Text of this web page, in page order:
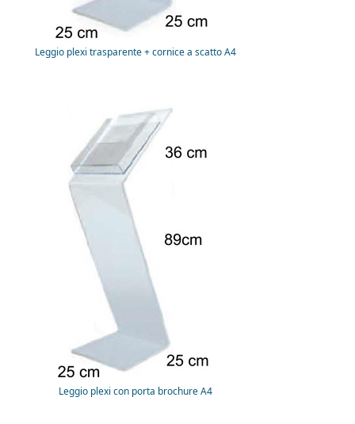
Leggio plexi trasparente + cornice a scatto A4
Leggio plexi con porta brochure A4